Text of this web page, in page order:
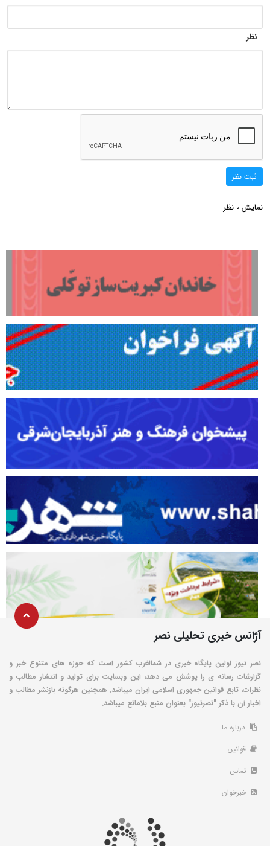
نظر
ثبت نظر
نمایش 0 نظر
آژانس خبری تحلیلی نصر
نصر نیوز اولین پایگاه خبری در شمالغرب کشور است که حوزه های متنوع خبر و
گزارشات رسانه ی را پوشش می دهد، این وبسایت برای تولید و انتشار مطالب و
نظرات، تابع قوانین جمهوری اسلامی ایران میباشد. همچنین هرگونه بازنشر مطالب و
اخبار آن با ذکر "نصرنیوز" بعنوان منبع بلامانع میباشد.
درباره ما
قوانین
تماس
خبرخوان